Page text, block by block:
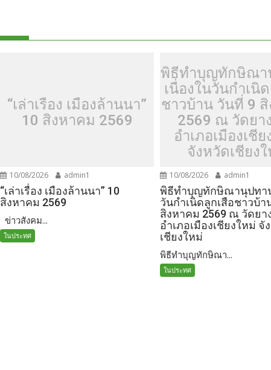
k
“เล่าเรื่อง เมืองล้านนา”
10 สิงหาคม 2569
10/08/2026 admin1
“เล่าเรื่อง เมืองล้านนา” 10
สิงหาคม 2569
ข่าวสังคม...
ในประทศ
พิธีทำบุญทักษิณา
เนื่องในวันกำเนิ
ชาวบ้าน วันที่ 9
2569 ณ วัดยา
อำเภอเมืองเชี
จังหวัดเชียง
10/08/2026 admin1
พิธีทำบุญทักษิณานุปทา
วันกำเนิดลูกเสือชาวบ้า
สิงหาคม 2569 ณ วัดยา
อำเภอเมืองเชียงใหม่ จั
เชียงใหม่
พิธีทำบุญทักษิณา...
ในประทศ